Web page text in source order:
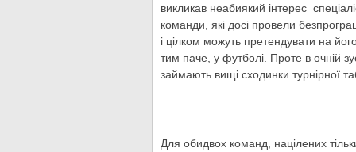
викликав неабиякий інтерес
команди, які досі провели
і цілком можуть претендувати на
тим паче, у футболі. Проте в очній
займають вищі сходинки турнірної
Для обидвох команд, націлених